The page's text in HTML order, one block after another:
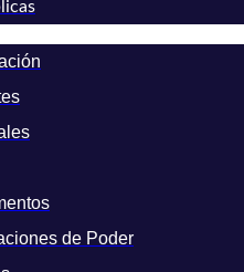
de Poder